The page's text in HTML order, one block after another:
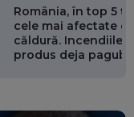
România, în top 5
cele mai afectate
căldură. Incendiile
produs deja